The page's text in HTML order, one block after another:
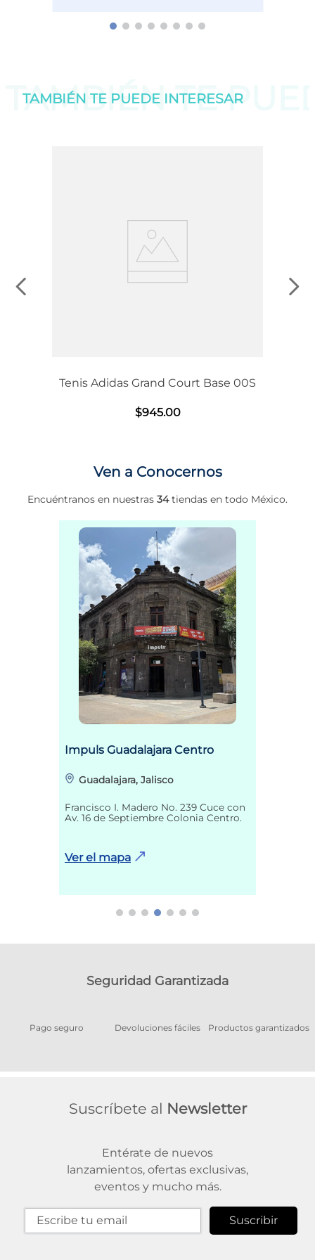
TAMBIÉN TE
TAMBIÉN TE PUEDE INTERESAR
Tenis Adidas Grand Court Base 00S
$945.00
Ven a Conocernos
Encuéntranos en nuestras 34tiendas en todo México.
Impuls Guadalajara Centro
Guadalajara, Jalisco
Francisco I. Madero No. 239 Cuce con
Av. 16 de Septiembre Colonia Centro.
Ver el mapa
Seguridad Garantizada
Pago seguro Devoluciones fáciles Productos garantizados
Suscríbete al Newsletter
Entérate de nuevos
lanzamientos, ofertas exclusivas,
eventos y mucho más.
Suscribir